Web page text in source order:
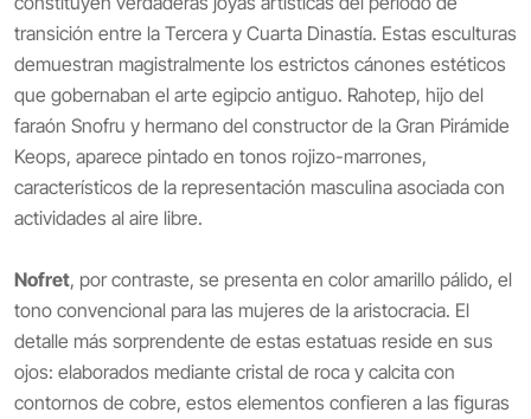
transición entre la Tercera y Cuarta Dinastía. Estas esculturas
demuestran magistralmente los estrictos cánones estéticos
que gobernaban el arte egipcio antiguo. Rahotep, hijo del
faraón Snofru y hermano del constructor de la Gran Pirámide
Keops, aparece pintado en tonos rojizo-marrones,
característicos de la representación masculina asociada con
actividades al aire libre.
Nofret, por contraste, se presenta en color amarillo pálido, el
tono convencional para las mujeres de la aristocracia. El
detalle más sorprendente de estas estatuas reside en sus
ojos: elaborados mediante cristal de roca y calcita con
contornos de cobre, estos elementos confieren a las figuras